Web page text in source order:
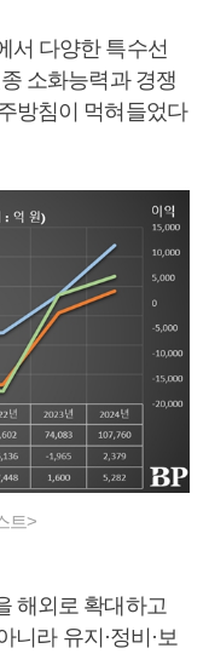
서 다양한 특수선
소화능력과 경쟁
방침이 먹혀들었다
트>
해외로 확대하고
니라 유지·정비·보